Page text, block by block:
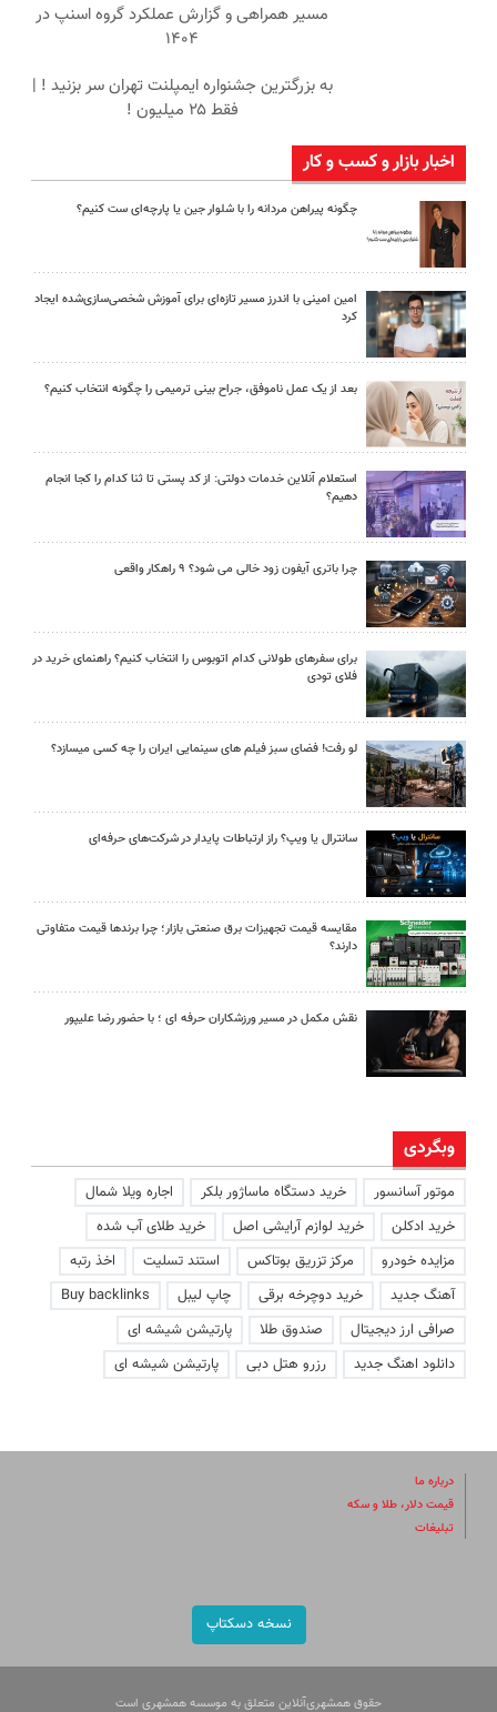
مسیر همراهی و گزارش عملکرد گروه اسنپ در
۱۴۰۴
به بزرگترین جشنواره ایمپلنت تهران سر بزنید ! |
فقط ۲۵ میلیون !
اخبار بازار و کسب و کار
چگونه پیراهن مردانه را با شلوار جین یا پارچه‌ای ست کنیم؟
امین امینی با اندرز مسیر تازه‌ای برای آموزش شخصی‌سازی‌شده ایجاد
کرد
بعد از یک عمل ناموفق، جراح بینی ترمیمی را چگونه انتخاب کنیم؟
استعلام آنلاین خدمات دولتی: از کد پستی تا ثنا کدام را کجا انجام
دهیم؟
چرا باتری آیفون زود خالی می شود؟ ۹ راهکار واقعی
برای سفرهای طولانی کدام اتوبوس را انتخاب کنیم؟ راهنمای خرید در
فلای تودی
لو رفت! فضای سبز فیلم های سینمایی ایران را چه کسی میسازد؟
سانترال یا ویپ؟ راز ارتباطات پایدار در شرکت‌های حرفه‌ای
مقایسه قیمت تجهیزات برق صنعتی بازار؛ چرا برندها قیمت متفاوتی
دارند؟
نقش مکمل در مسیر ورزشکاران حرفه ای ؛ با حضور رضا علیپور
وبگردی
موتور آسانسور خرید دستگاه ماساژور بلکر
اجاره ویلا شمال
خرید ادکلن
خرید لوازم آرایشی اصل
خرید طلای آب شده
مزایده خودرو
مرکز تزریق بوتاکس استند تسلیت
اخذ رتبه
آهنگ جدید
خرید دوچرخه برقی چاپ لیبل
Buy backlinks
صرافی ارز دیجیتال
صندوق طلا
پارتیشن شیشه ای
دانلود اهنگ جدید
رزرو هتل دبی پارتیشن شیشه ای
درباره ما
قیمت دلار، طلا و سکه
تبلیغات
نسخه دسکتاپ
حقوق همشهری‌آنلاین متعلق به موسسه همشهری است